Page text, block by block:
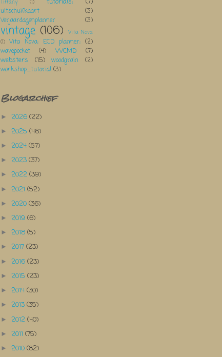
Tiffany (1)
uitschuifkaart
(3)
Verjaardagenplanner
(3)
vintage (106)
Vita Nova
(1) Vita Nova; ECD planner; (2)
wavepocket
(4) WCMD
(7)
websters
(15) woodgrain
(2)
workshop_tutorial (3)
Blogarchief
► 2026 (22)
► 2025 (46)
► 2024 (57)
► 2023 (37)
► 2022 (39)
► 2021 (52)
► 2020 (36)
► 2019 (6)
► 2018 (5)
► 2017 (23)
► 2016 (23)
► 2015 (23)
► 2014 (30)
► 2013 (35)
► 2012 (40)
► 2011 (75)
► 2010 (82)